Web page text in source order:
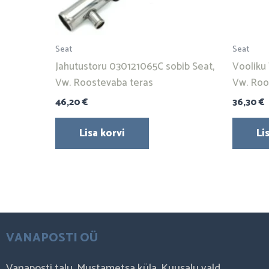
Seat
Jahutustoru 030121065C sobib Seat,
Vw. Roostevaba teras
46,20€
Lisa korvi
Seat
Vooliku
Vw.
36,30€
VANAPOSTI OÜ